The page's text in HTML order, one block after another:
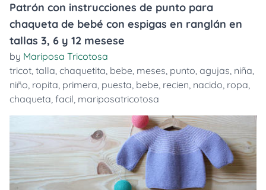
Patrón con instrucciones de punto para
chaqueta de bebé con espigas en ranglán en
tallas 3, 6 y 12 mesese
by Mariposa Tricotosa
tricot, talla, chaquetita, bebe, meses, punto, agujas, niña,
niño, ropita, primera, puesta, bebe, recien, nacido, ropa,
chaqueta, facil, mariposatricotosa